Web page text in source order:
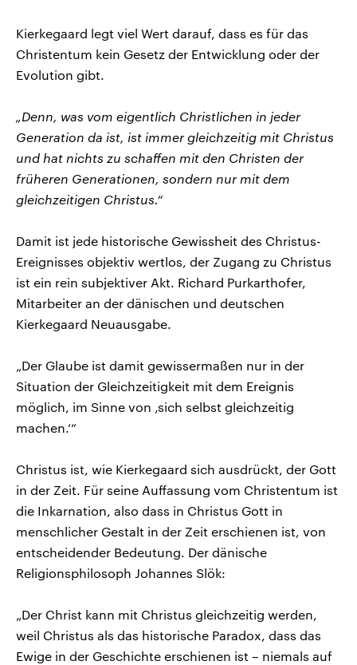
Kierkegaard legt viel Wert darauf, dass es für das
Christentum kein Gesetz der Entwicklung oder der
Evolution gibt.
„Denn, was vom eigentlich Christlichen in jeder
Generation da ist, ist immer gleichzeitig mit Christus
und hat nichts zu schaffen mit den Christen der
früheren Generationen, sondern nur mit dem
gleichzeitigen Christus.“
Damit ist jede historische Gewissheit des Christus-
Ereignisses objektiv wertlos, der Zugang zu Christus
ist ein rein subjektiver Akt. Richard Purkarthofer,
Mitarbeiter an der dänischen und deutschen
Kierkegaard Neuausgabe.
„Der Glaube ist damit gewissermaßen nur in der
Situation der Gleichzeitigkeit mit dem Ereignis
möglich, im Sinne von ‚sich selbst gleichzeitig
machen.‘“
Christus ist, wie Kierkegaard sich ausdrückt, der Gott
in der Zeit. Für seine Auffassung vom Christentum ist
die Inkarnation, also dass in Christus Gott in
menschlicher Gestalt in der Zeit erschienen ist, von
entscheidender Bedeutung. Der dänische
Religionsphilosoph Johannes Slök:
„Der Christ kann mit Christus gleichzeitig werden,
weil Christus als das historische Paradox, dass das
Ewige in der Geschichte erschienen ist – niemals auf